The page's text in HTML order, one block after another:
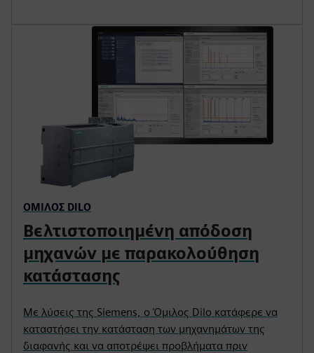
ΌΜΙΛΟΣ DILO
Βελτιστοποιημένη απόδοση
μηχανών με παρακολούθηση
κατάστασης
Με λύσεις της Siemens, ο Όμιλος Dilo κατάφερε να
καταστήσει την κατάσταση των μηχανημάτων της
διαφανής και να αποτρέψει προβλήματα πριν